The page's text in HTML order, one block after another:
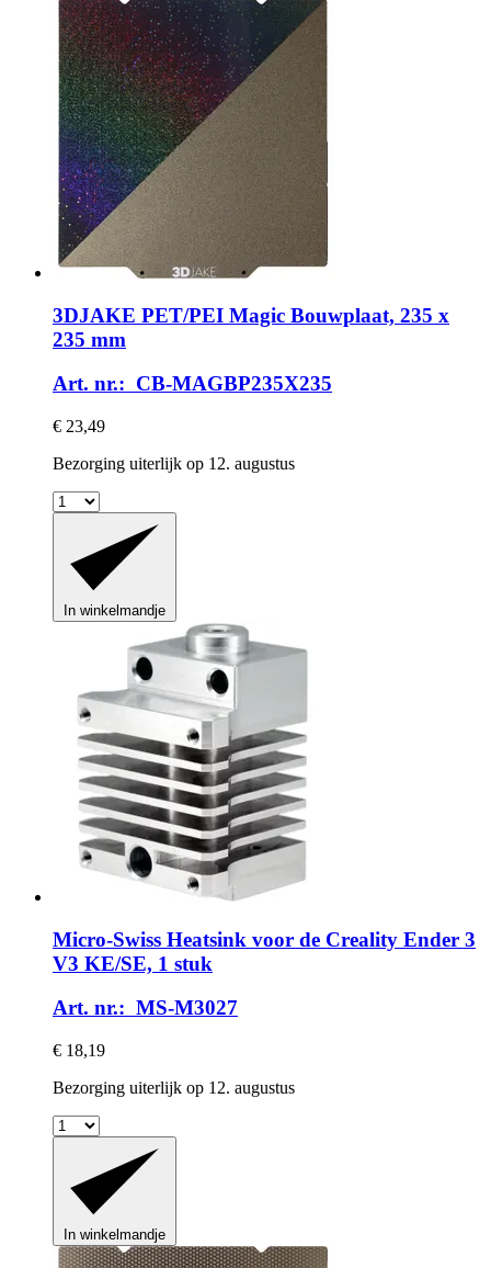
3DJAKE PET/PEI Magic Bouwplaat, 235 x
235 mm
Art. nr.: CB-MAGBP235X235
€ 23,49
Bezorging uiterlijk op 12. augustus
In winkelmandje
Micro-Swiss Heatsink voor de Creality Ender 3
V3 KE/SE, 1 stuk
Art. nr.: MS-M3027
€ 18,19
Bezorging uiterlijk op 12. augustus
In winkelmandje